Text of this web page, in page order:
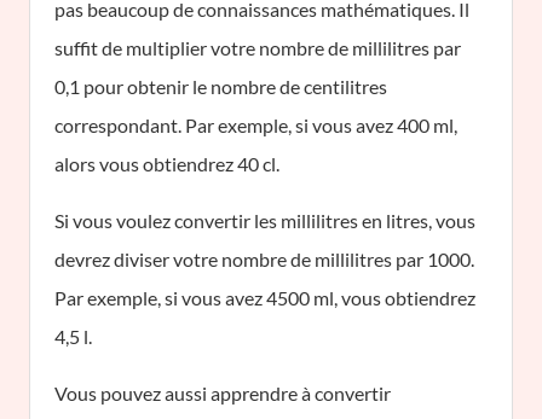
pas beaucoup de connaissances mathématiques. Il
suffit de multiplier votre nombre de millilitres par
0,1 pour obtenir le nombre de centilitres
correspondant. Par exemple, si vous avez 400 ml,
alors vous obtiendrez 40 cl.
Si vous voulez convertir les millilitres en litres, vous
devrez diviser votre nombre de millilitres par 1000.
Par exemple, si vous avez 4500 ml, vous obtiendrez
4,5 l.
Vous pouvez aussi apprendre à convertir